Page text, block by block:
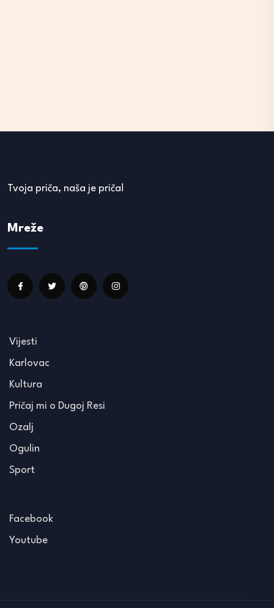
Tvoja priča, naša je priča!
Mreže
Vijesti
Karlovac
Kultura
Pričaj mi o Dugoj Resi
Ozalj
Ogulin
Sport
Facebook
Youtube